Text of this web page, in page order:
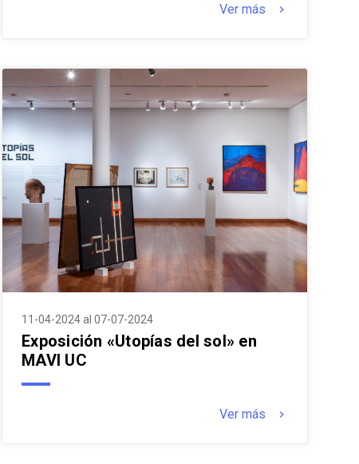
Ver más keyboard_arrow_right
11-04-2024 al 07-07-2024
Exposición «Utopías del sol» en
MAVI UC
Ver más keyboard_arrow_right